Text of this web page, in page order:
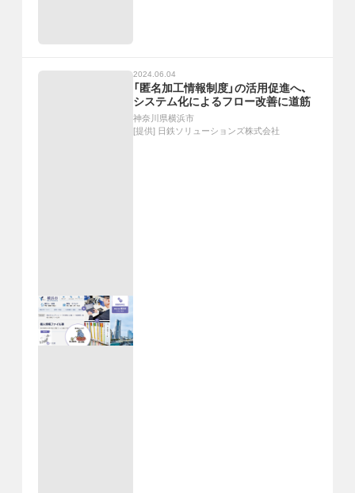
2024.06.04
「匿名加工情報制度」の活用促進へ、
システム化によるフロー改善に道筋
神奈川県横浜市
[提供] 日鉄ソリューションズ株式会社